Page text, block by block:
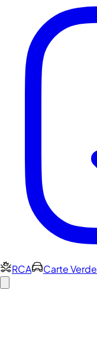
RCA Carte Verde